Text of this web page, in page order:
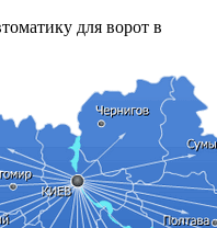
для ворот в